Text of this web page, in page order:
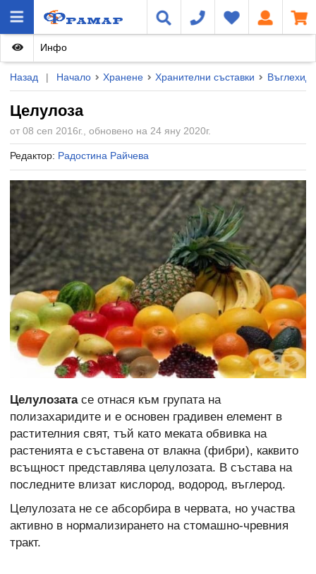
Назад | Начало Хранене Хранителни съставки
Целулоза
от 08 сеп 2016г., обновено на 24 яну 2020г.
Редактор: Радостина Райчева
Инфо
Целулозатасе отнася към групата на
полизахаридите и е основен градивен елемент в
растителния свят, тъй като меката обвивка на
растенията е съставена от влакна (фибри), каквито
всъщност представлява целулозата. В състава на
последните влизат кислород, водород, въглерод.
Целулозата не се абсорбира в червата, но участва
активно в нормализирането на стомашно-чревния
тракт.